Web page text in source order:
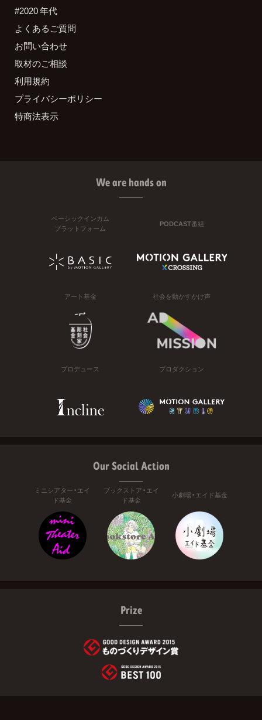
#2020 年代
よくあるご質問
お問い合わせ
取材のご相談
利用規約
プライバシーポリシー
特商法表示
We are hands on
ベーシックインカム
プラットフォーム
PODCAST番組
アート基金 社会を動かすかけ声
プロデュース プロダクション
Our Social Action
ミニシアター・エイ
ド基金
ブックストア・エイ
ド基金
小劇場・エイド基金
Prize